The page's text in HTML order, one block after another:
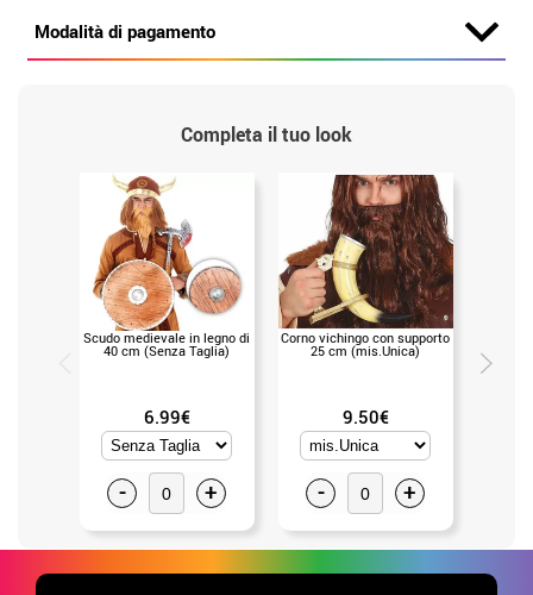
Modalità di pagamento
Completa il tuo look
Scudo medievale in legno di
40 cm (Senza Taglia)
6.99€
- +
Corno vichingo con supporto
25 cm (mis.Unica)
9.50€
- +